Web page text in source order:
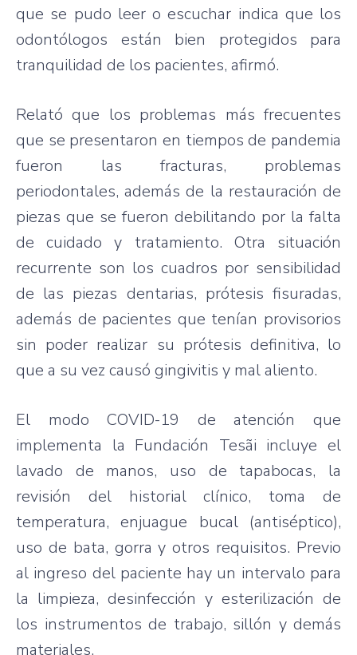
que se pudo leer o escuchar indica que los
odontólogos están bien protegidos para
tranquilidad de los pacientes, afirmó.
Relató que los problemas más frecuentes
que se presentaron en tiempos de pandemia
fueron las fracturas, problemas
periodontales, además de la restauración de
piezas que se fueron debilitando por la falta
de cuidado y tratamiento. Otra situación
recurrente son los cuadros por sensibilidad
de las piezas dentarias, prótesis fisuradas,
además de pacientes que tenían provisorios
sin poder realizar su prótesis definitiva, lo
que a su vez causó gingivitis y mal aliento.
El modo COVID-19 de atención que
implementa la Fundación Tesãi incluye el
lavado de manos, uso de tapabocas, la
revisión del historial clínico, toma de
temperatura, enjuague bucal (antiséptico),
uso de bata, gorra y otros requisitos. Previo
al ingreso del paciente hay un intervalo para
la limpieza, desinfección y esterilización de
los instrumentos de trabajo, sillón y demás
materiales.